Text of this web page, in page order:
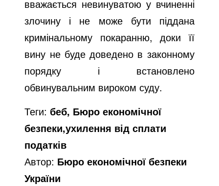
вважається невинуватою у вчиненні
злочину і не може бути піддана
кримінальному покаранню, доки її
вину не буде доведено в законному
порядку і встановлено
обвинувальним вироком суду.
Теги: беб, Бюро економічної
безпеки,ухилення від сплати
податків
Автор: Бюро економічної безпеки
України